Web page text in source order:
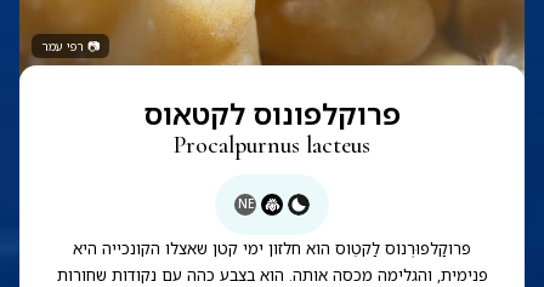
📷 רפי עמר
פרוקלפונוס לקטאוס
Procalpurnus lacteus
NE
פרוקַלפוּרְנוֹס לַקטֵוס הוא חלזון ימי קטן שאצלו הקונכייה היא
פנימית, והגלימה מכסה אותה. הוא בצבע כהה עם נקודות שחורות